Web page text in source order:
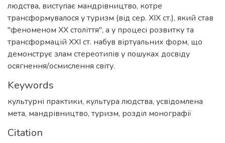
людства, виступає мандрівництво, котре
трансформувалося у туризм (від сер. ХІХ ст.), який став
"феноменом ХХ століття", а у процесі розвитку та
трансформацій ХХІ ст. набув віртуальних форм, що
демонструє злам стереотипів у пошуках досвіду
осягнення/осмислення світу.
Keywords
культурні практики, культура людства, усвідомлена
мета, мандрівництво, туризм, розділ монографії
Citation